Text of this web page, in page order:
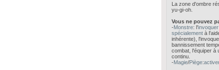
La zone d'ombre
yu-gi-oh.
Vous ne pouvez
-Monstre: l'
spécialement à
inhérente),
bannissement
combat, l'équiper à
continu.
-Magie/Piège: